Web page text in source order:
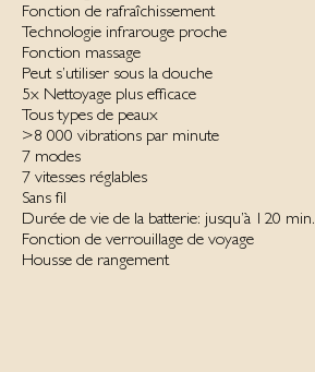
Fonction de rafraîchissement
Technologie infrarouge proche
Fonction massage
Peut s’utiliser sous la douche
5x Nettoyage plus efficace
Tous types de peaux
>8 000 vibrations par minute
7 modes
7 vitesses réglables
Sans fil‌
Durée de vie de la batterie: jusqu’à 120 min.
Fonction de verrouillage de voyage
Housse‌ de rangement‌